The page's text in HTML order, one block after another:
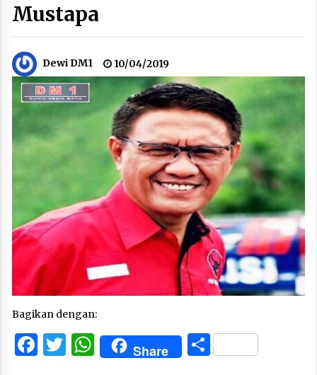
Mustapa
Dewi DM1 10/04/2019
Bagikan dengan:
Facebook
Twitter
WhatsApp
Share Share